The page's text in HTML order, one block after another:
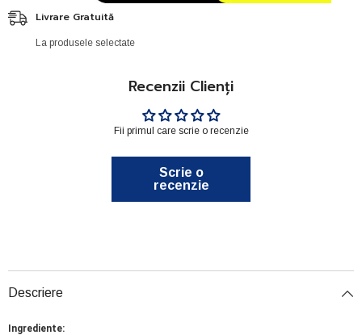
Livrare Gratuită
La produsele selectate
Recenzii Clienți
Fii primul care scrie o recenzie
Scrie o
recenzie
Descriere
Ingrediente: